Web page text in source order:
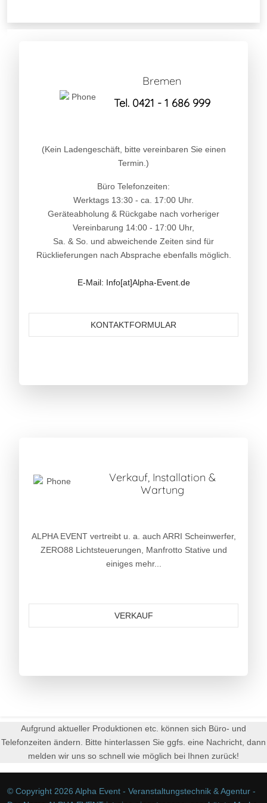
Bremen
Tel. 0421 - 1 686 999
(Kein Ladengeschäft, bitte vereinbaren Sie einen
Termin.)
Büro Telefonzeiten:
Werktags 13:30 - ca. 17:00 Uhr.
Geräteabholung & Rückgabe nach vorheriger
Vereinbarung 14:00 - 17:00 Uhr,
Sa. & So. und abweichende Zeiten sind für
Rücklieferungen nach Absprache ebenfalls möglich.
E-Mail: Info[at]Alpha-Event.de
KONTAKTFORMULAR
Verkauf, Installation &
Wartung
ALPHA EVENT vertreibt u. a. auch ARRI Scheinwerfer,
ZERO88 Lichtsteuerungen, Manfrotto Stative und
einiges mehr...
VERKAUF
Aufgrund aktueller Produktionen etc. können sich Büro- und
Telefonzeiten ändern. Bitte hinterlassen Sie ggfs. eine Nachricht, dann
melden wir uns so schnell wie möglich bei Ihnen zurück!
© Copyright 2026 Alpha Event - Veranstaltungstechnik & Agentur -